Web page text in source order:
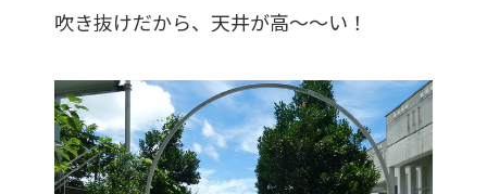
吹き抜けだから、天井が高～～い！